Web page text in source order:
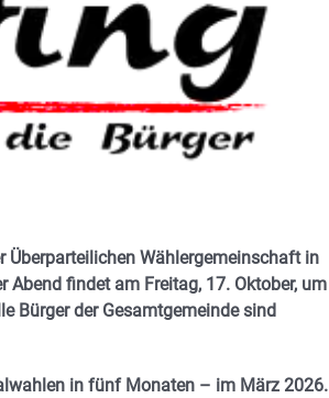
Überparteilichen Wählergemeinschaft in
Abend findet am Freitag, 17. Oktober, um
Bürger der Gesamtgemeinde sind
in fünf Monaten – im März 2026.